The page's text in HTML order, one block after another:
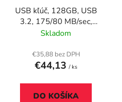
USB kľúč, 128GB, USB
3.2, 175/80 MB/sec,
VERBATIM "V3 MAX",
Skladom
€35,88 bez DPH
€44,13 / ks
DO KOŠÍKA